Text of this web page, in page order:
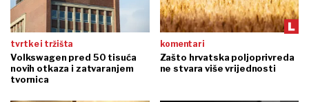
tvrtke i tržišta
Volkswagen pred 50 tisuća
novih otkaza i zatvaranjem
tvornica
komentari
Zašto hrvatska poljoprivreda
ne stvara više vrijednosti